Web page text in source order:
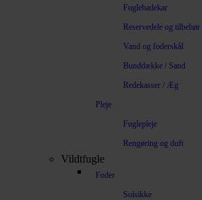
Fuglebadekar
Reservedele og tilbehør
Vand og foderskål
Bunddække / Sand
Redekasser / Æg
Pleje
Fuglepleje
Rengøring og duft
Vildtfugle
Foder
Solsikke